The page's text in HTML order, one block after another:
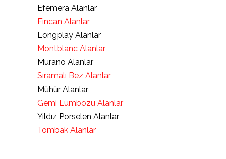
Efemera Alanlar
Fincan Alanlar
Longplay Alanlar
Montblanc Alanlar
Murano Alanlar
Sıramalı Bez Alanlar
Mühür Alanlar
Gemi Lumbozu Alanlar
Yıldız Porselen Alanlar
Tombak Alanlar